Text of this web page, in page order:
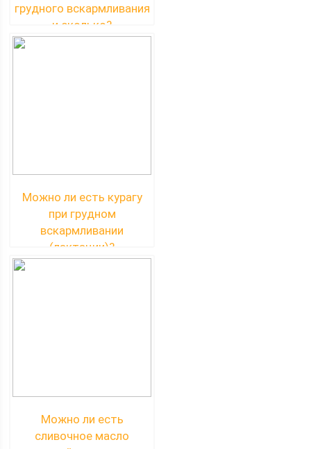
грудного вскармливания
и сколько?
Можно ли есть курагу
при грудном
вскармливании
(лактации)?
Можно ли есть
сливочное масло